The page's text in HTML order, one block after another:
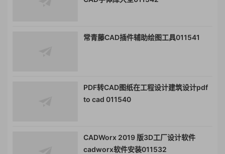
常青藤CAD插件辅助绘图工具011541
PDF转CAD图纸在工程设计建筑设计pdf
to cad 011540
CADWorx 2019 版3D工厂设计软件
cadworx软件安装011532